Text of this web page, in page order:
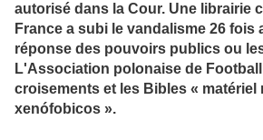
autorisé dans la Cour. Une librairie
France a subi le vandalisme 26 fois
réponse des pouvoirs publics ou
L'Association polonaise de
croisements et les Bibles « matériel
xenófobicos ».